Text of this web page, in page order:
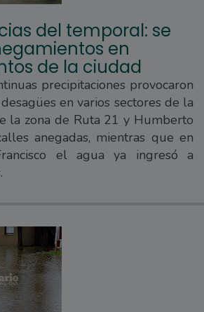
del temporal: se
en
de la ciudad
precipitaciones provocaron
en varios sectores de la
la zona de Ruta 21 y Humberto
anegadas, mientras que en
el agua ya ingresó a